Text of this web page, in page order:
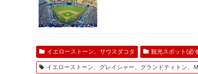
イエローストーン、サウスダコタ 観光スポット(必
イエローストーン、グレイシャー、グランドティトン、